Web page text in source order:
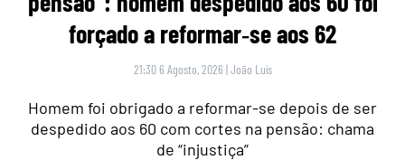
forçado a reformar‑se aos 62
21:30 6 Agosto, 2026 |João Luís
Homem foi obrigado a reformar-se depois de ser
despedido aos 60 com cortes na pensão: chama
de “injustiça”